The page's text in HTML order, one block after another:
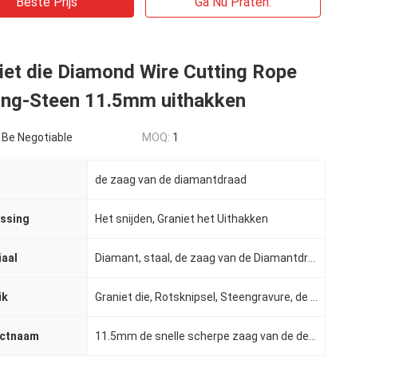
die Diamond Wire Cutting Rope
Steen 11.5mm uithakken
Be Negotiable MOQ: 1
de zaag van de diamantdraad
Het snijden, Graniet het Uithakken